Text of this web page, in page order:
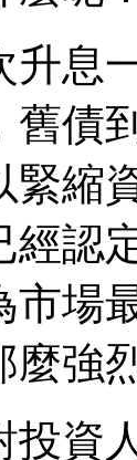
升息
舊債
緊縮
經認
市場
麼強
投資